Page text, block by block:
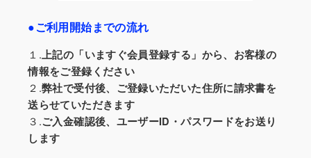
●ご利用開始までの流れ
１.上記の「いますぐ会員登録する」から、お客様の
情報をご登録ください
２.弊社で受付後、ご登録いただいた住所に請求書を
送らせていただきます
３.ご入金確認後、ユーザーID・パスワードをお送り
します